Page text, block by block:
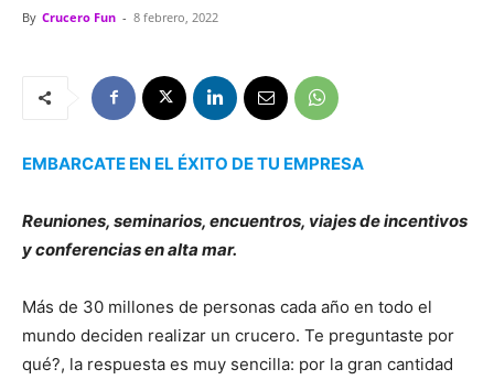
By Crucero Fun - 8 febrero, 2022
EMBARCATE EN EL ÉXITO DE TU EMPRESA
Reuniones, seminarios, encuentros, viajes de incentivos
y conferencias en alta mar.
Más de 30 millones de personas cada año en todo el
mundo deciden realizar un crucero. Te preguntaste por
qué?, la respuesta es muy sencilla: por la gran cantidad